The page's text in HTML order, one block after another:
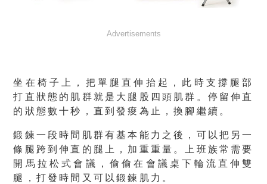
Advertisements
坐在椅子上，把單腿直伸抬起 ，此時 支撐腿部
打直狀態的肌群就是大腿股四頭肌群 。停留伸直
的狀態數十秒， 直到發痠為止，換腳繼續 。
鍛鍊一段時間肌群有基本能力之後，可以把另一
條腿跨到伸直的腿上，加重重量。上班族常需要
開馬拉松式會議，偷偷在會議桌下輪流直伸雙
腿，打發時間又可以鍛鍊肌力。